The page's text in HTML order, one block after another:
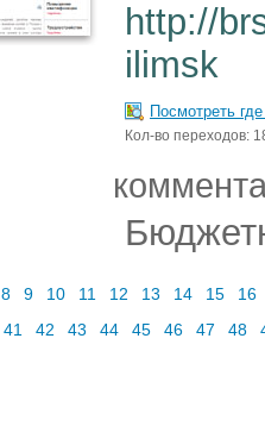
http://
ilimsk
Посмотреть
Кол-во переходов:
8 9 10 11 12 13 14 15
16
41 42 43 44 45 46 47 48